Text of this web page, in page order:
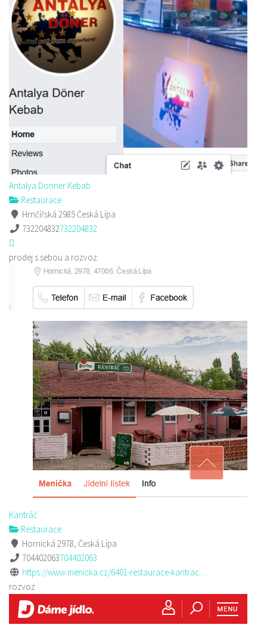
Antalya Donner Kebab
Restaurace
Hrnčířská 2985 Česká Lípa
732204832732204832
prodej s sebou a rozvoz
Kantráč
Restaurace
Hornická 2978, Česká Lípa
704402063704402063
https://www.menicka.cz/6401-restaurace-kantrac....
rozvoz